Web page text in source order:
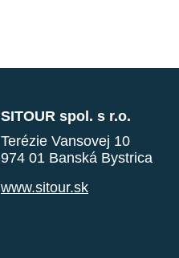
SITOUR spol. s r.o.
Terézie Vansovej 10
974 01 Banská Bystrica
www.sitour.sk